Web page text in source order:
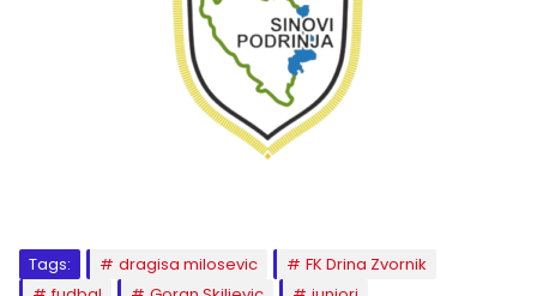
Tags: dragisa milosevic
FK Drina Zvornik